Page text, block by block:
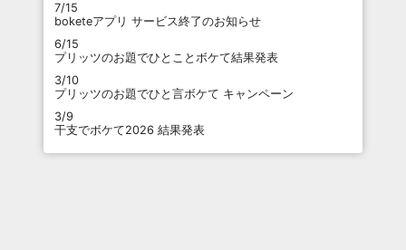
7/15
boketeアプリ サービス終了のお知らせ
6/15
プリッツのお題でひとことボケて結果発表
3/10
プリッツのお題でひと言ボケて キャンペーン
3/9
干支でボケて2026 結果発表